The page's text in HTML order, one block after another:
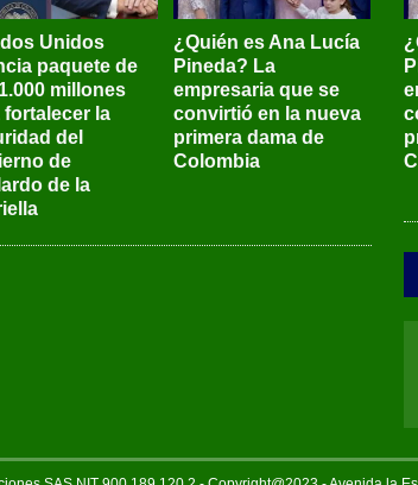
Unidos
paquete de
millones
fortalecer la
del
de
de la
¿Quién es Ana Lucía
Pineda? La
empresaria que se
convirtió en la nueva
primera dama de
Colombia